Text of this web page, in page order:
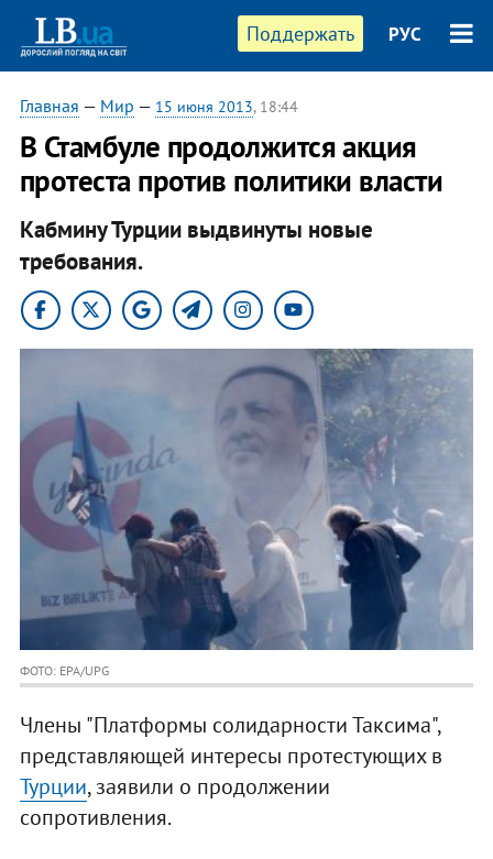
Поддержать РУС
Главная — Мир — 15 июня 2013, 18:44
В Стамбуле продолжится акция
протеста против политики власти
Кабмину Турции выдвинуты новые
требования.
ФОТО: EPA/UPG
Члены "Платформы солидарности Таксима",
представляющей интересы протестующих в
Турции, заявили о продолжении
сопротивления.